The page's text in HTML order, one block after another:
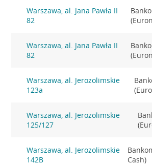
Warszawa, al. Jana Pawła II
82
Warszawa, al. Jana Pawła II
82
Warszawa, al. Jerozolimskie
123a
Warszawa, al. Jerozolimskie
125/127
Warszawa, al. Jerozolimskie
142B
Cash)